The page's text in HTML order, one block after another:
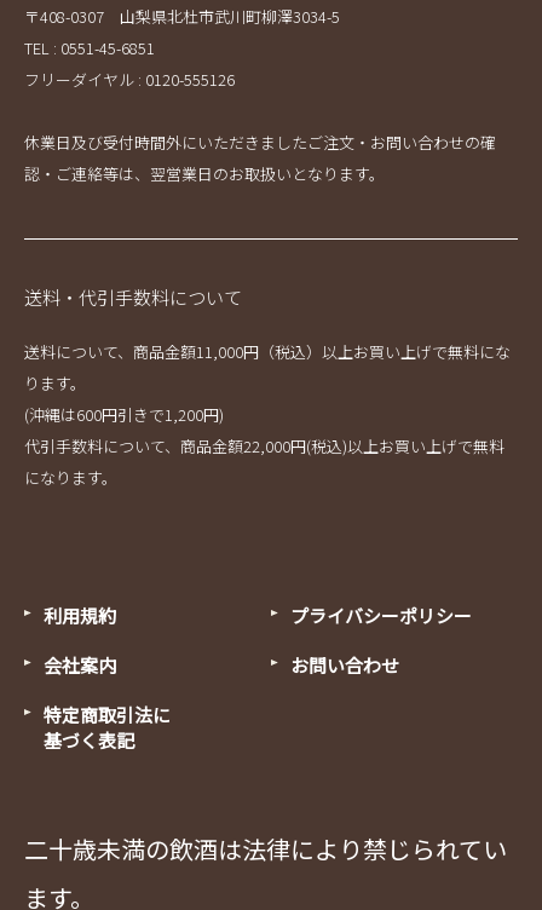
〒408-0307 山梨県北杜市武川町柳澤3034-5
TEL : 0551-45-6851
フリーダイヤル : 0120-555126
休業日及び受付時間外にいただきましたご注文・お問い合わせの確
認・ご連絡等は、翌営業日のお取扱いとなります。
送料・代引手数料について
送料について、商品金額11,000円（税込）以上お買い上げで無料にな
ります。
(沖縄は600円引きで1,200円)
代引手数料について、商品金額22,000円(税込)以上お買い上げで無料
になります。
利用規約
プライバシーポリシー
会社案内
お問い合わせ
特定商取引法に
基づく表記
二十歳未満の飲酒は法律により禁じられてい
ます。